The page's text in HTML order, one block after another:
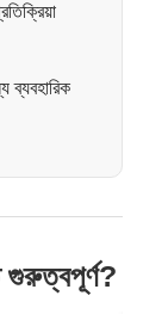
ব্যবহারিক
গুরুত্বপূর্ণ?